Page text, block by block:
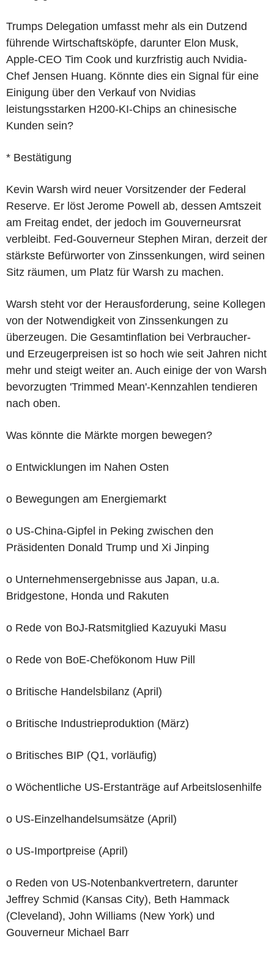
Trumps Delegation umfasst mehr als ein Dutzend
führende Wirtschaftsköpfe, darunter Elon Musk,
Apple-CEO Tim Cook und kurzfristig auch Nvidia-
Chef Jensen Huang. Könnte dies ein Signal für eine
Einigung über den Verkauf von Nvidias
leistungsstarken H200-KI-Chips an chinesische
Kunden sein?
* Bestätigung
Kevin Warsh wird neuer Vorsitzender der Federal
Reserve. Er löst Jerome Powell ab, dessen Amtszeit
am Freitag endet, der jedoch im Gouverneursrat
verbleibt. Fed-Gouverneur Stephen Miran, derzeit der
stärkste Befürworter von Zinssenkungen, wird seinen
Sitz räumen, um Platz für Warsh zu machen.
Warsh steht vor der Herausforderung, seine Kollegen
von der Notwendigkeit von Zinssenkungen zu
überzeugen. Die Gesamtinflation bei Verbraucher-
und Erzeugerpreisen ist so hoch wie seit Jahren nicht
mehr und steigt weiter an. Auch einige der von Warsh
bevorzugten 'Trimmed Mean'-Kennzahlen tendieren
nach oben.
Was könnte die Märkte morgen bewegen?
o Entwicklungen im Nahen Osten
o Bewegungen am Energiemarkt
o US-China-Gipfel in Peking zwischen den
Präsidenten Donald Trump und Xi Jinping
o Unternehmensergebnisse aus Japan, u.a.
Bridgestone, Honda und Rakuten
o Rede von BoJ-Ratsmitglied Kazuyuki Masu
o Rede von BoE-Chefökonom Huw Pill
o Britische Handelsbilanz (April)
o Britische Industrieproduktion (März)
o Britisches BIP (Q1, vorläufig)
o Wöchentliche US-Erstanträge auf Arbeitslosenhilfe
o US-Einzelhandelsumsätze (April)
o US-Importpreise (April)
o Reden von US-Notenbankvertretern, darunter
Jeffrey Schmid (Kansas City), Beth Hammack
(Cleveland), John Williams (New York) und
Gouverneur Michael Barr